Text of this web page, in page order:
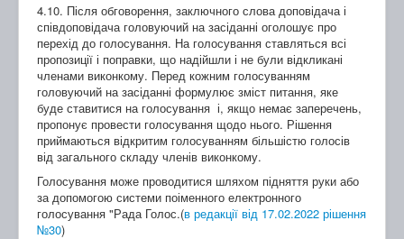
4.10. Після обговорення, заключного слова доповідача і
співдоповідача головуючий на засіданні оголошує про
перехід до голосування. На голосування ставляться всі
пропозиції і поправки, що надійшли і не були відкликані
членами виконкому. Перед кожним голосуванням
головуючий на засіданні формулює зміст питання, яке
буде ставитися на голосування і, якщо немає заперечень,
пропонує провести голосування щодо нього. Рішення
приймаються відкритим голосуванням більшістю голосів
від загального складу членів виконкому.
Голосування може проводитися шляхом підняття руки або
за допомогою системи поіменного електронного
голосування "Рада Голос.(в редакції від 17.02.2022 рішення
№30)